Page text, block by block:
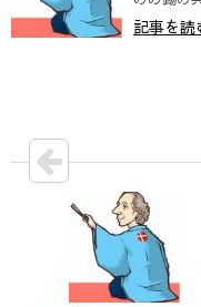
記事を読